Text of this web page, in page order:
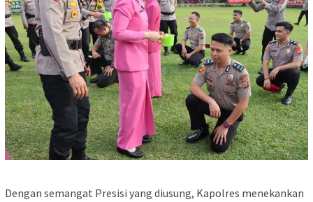
Dengan semangat Presisi yang diusung, Kapolres menekankan